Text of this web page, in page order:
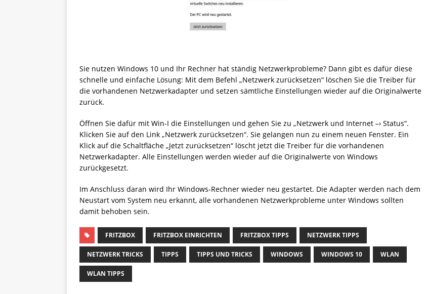
Sie nutzen Windows 10 und Ihr Rechner hat ständig Netzwerkprobleme? Dann gibt es dafür diese
schnelle und einfache Lösung: Mit dem Befehl „Netzwerk zurücksetzen“ löschen Sie die Treiber für
die vorhandenen Netzwerkadapter und setzen sämtliche Einstellungen wieder auf die Originalwerte
zurück.
Öffnen Sie dafür mit Win-I die Einstellungen und gehen Sie zu „Netzwerk und Internet –› Status“.
Klicken Sie auf den Link „Netzwerk zurücksetzen“. Sie gelangen nun zu einem neuen Fenster. Ein
Klick auf die Schaltfläche „Jetzt zurücksetzen“ löscht jetzt die Treiber für die vorhandenen
Netzwerkadapter. Alle Einstellungen werden wieder auf die Originalwerte von Windows
zurückgesetzt.
Im Anschluss daran wird Ihr Windows-Rechner wieder neu gestartet. Die Adapter werden nach dem
Neustart vom System neu erkannt, alle vorhandenen Netzwerkprobleme unter Windows sollten
damit behoben sein.
FRITZBOX FRITZBOX EINRICHTEN FRITZBOX TIPPS NETZWERK TIPPS
NETZWERK TRICKS TIPPS TIPPS UND TRICKS WINDOWS WINDOWS 10 WLAN
WLAN TIPPS